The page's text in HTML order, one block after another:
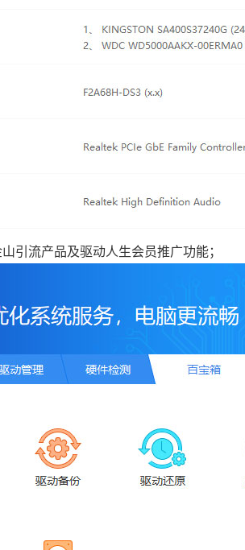
引流产品及驱动人生会员推广功能；